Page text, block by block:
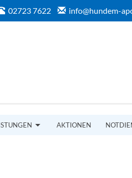
02723 7622 info@hundem-
AKTIONEN